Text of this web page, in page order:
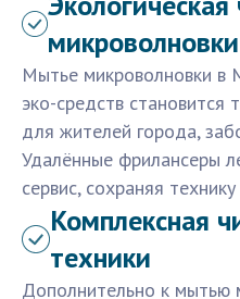
микроволновки
Мытье микроволновки в
эко-средств становится
для жителей города,
Удалённые фрилансеры
сервис, сохраняя
Комплексная
техники
Дополнительно к мытью